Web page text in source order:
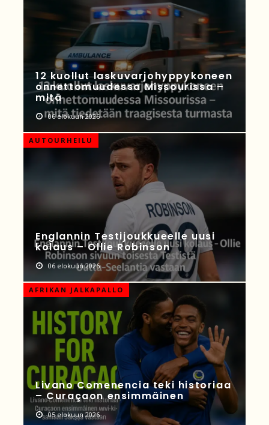
12 kuollut laskuvarjohyppykoneen
onnettomuudessa Missourissa –
mitä
06 elokuun 2026
AUTOURHEILU
Englannin Testijoukkueelle uusi
kolaus – Ollie Robinson
06 elokuun 2026
AFRIKAN JALKAPALLO
Livano Comenencia teki historiaa
– Curaçaon ensimmäinen
05 elokuun 2026